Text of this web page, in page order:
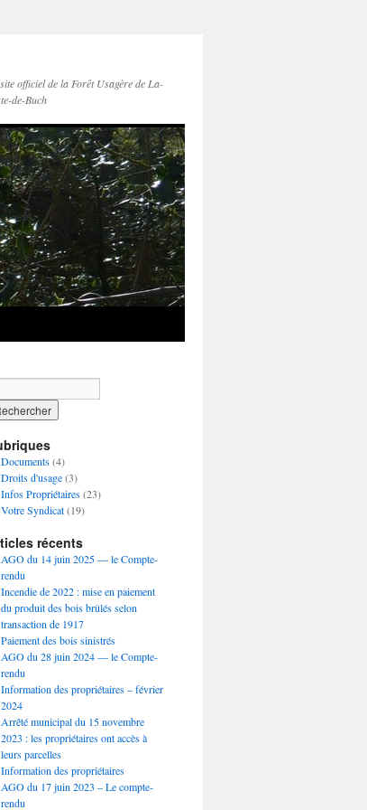
officiel de la Forêt Usagère de La-
de-Buch
Documents(4)
Droits d'usage(3)
Infos Propriétaires(23)
Votre Syndicat(19)
récents
AGO du 14 juin 2025 — le Compte-
rendu
Incendie de 2022 : mise en paiement
du produit des bois brûlés selon
transaction de 1917
Paiement des bois sinistrés
AGO du 28 juin 2024 — le Compte-
rendu
Information des propriétaires – février
2024
Arrêté municipal du 15 novembre
2023 : les propriétaires ont accès à
leurs parcelles
Information des propriétaires
AGO du 17 juin 2023 – Le compte-
rendu